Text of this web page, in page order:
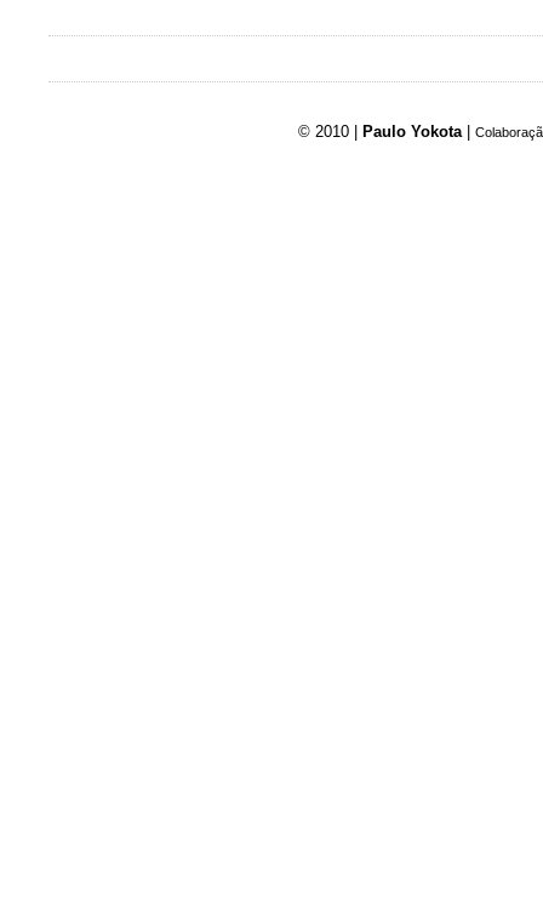
© 2010 | Paulo Yokota |